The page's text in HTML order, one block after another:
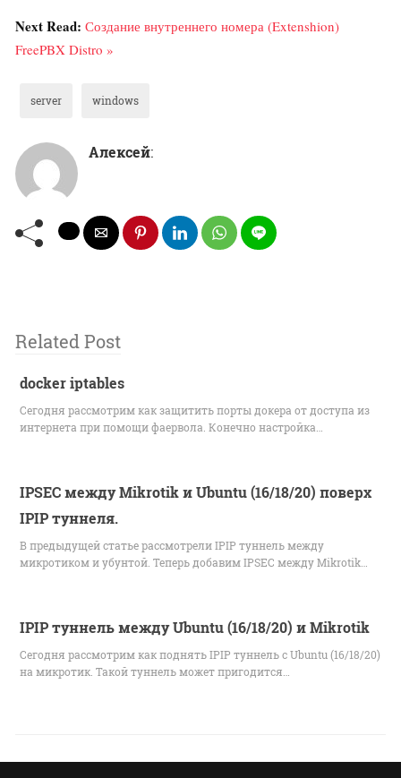
Next Read: Создание внутреннего номера (Extenshion)
FreePBX Distro »
server windows
Алексей:
Related Post
docker iptables
Сегодня рассмотрим как защитить порты докера от доступа из
интернета при помощи фаервола. Конечно настройка…
IPSEC между Mikrotik и Ubuntu (16/18/20) поверх
IPIP туннеля.
В предыдущей статье рассмотрели IPIP туннель между
микротиком и убунтой. Теперь добавим IPSEC между Mikrotik…
IPIP туннель между Ubuntu (16/18/20) и Mikrotik
Сегодня рассмотрим как поднять IPIP туннель с Ubuntu (16/18/20)
на микротик. Такой туннель может пригодится…